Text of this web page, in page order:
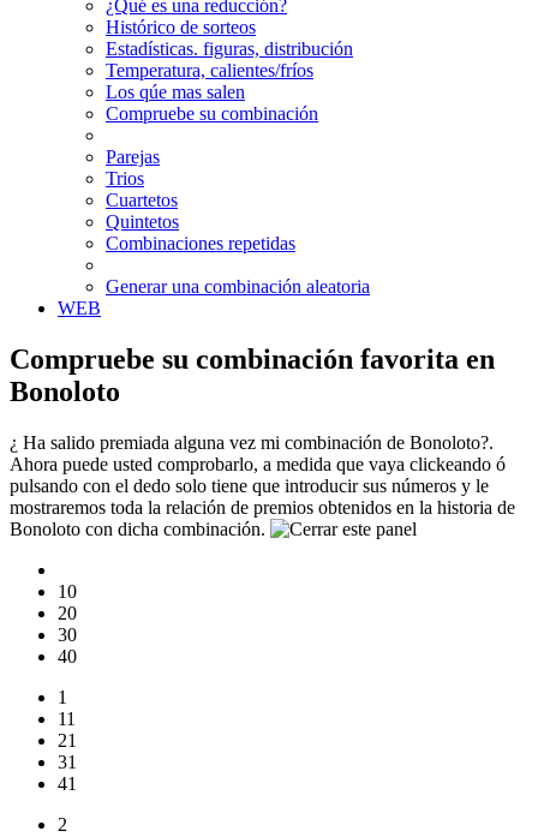
¿Qué es una reducción?
Histórico de sorteos
Estadísticas. figuras, distribución
Temperatura, calientes/fríos
Los qúe mas salen
Compruebe su combinación
Parejas
Trios
Cuartetos
Quintetos
Combinaciones repetidas
Generar una combinación aleatoria
WEB
Compruebe su combinación favorita en
Bonoloto
¿ Ha salido premiada alguna vez mi combinación de Bonoloto?.
Ahora puede usted comprobarlo, a medida que vaya clickeando ó
pulsando con el dedo solo tiene que introducir sus números y le
mostraremos toda la relación de premios obtenidos en la historia de
Bonoloto con dicha combinación.
10
20
30
40
1
11
21
31
41
2